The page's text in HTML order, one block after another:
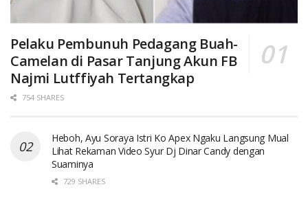
Pelaku Pembunuh Pedagang Buah-
Camelan di Pasar Tanjung Akun FB
Najmi Lutffiyah Tertangkap
754 SHARES
Heboh, Ayu Soraya Istri Ko Apex Ngaku Langsung Mual
Lihat Rekaman Video Syur Dj Dinar Candy dengan
Suaminya
729 SHARES